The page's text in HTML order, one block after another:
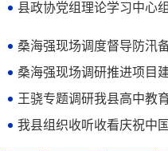
县政协党组理论学习中心
桑海强现场调度督导防汛
桑海强现场调研推进项目
王骁专题调研我县高中教
我县组织收听收看庆祝中